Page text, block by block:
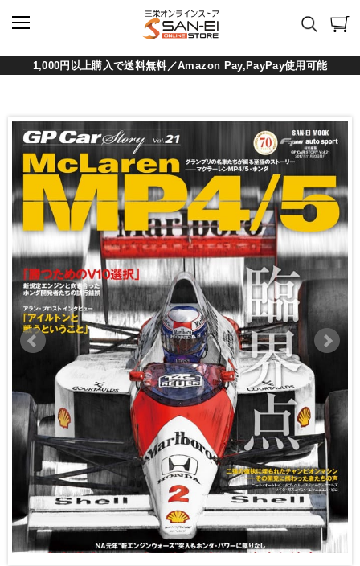
1,000円以上購入で送料無料／Amazon Pay,PayPay使用可能